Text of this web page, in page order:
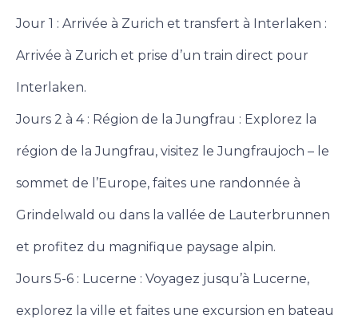
Jour 1 : Arrivée à Zurich et transfert à Interlaken :
Arrivée à Zurich et prise d’un train direct pour
Interlaken.
Jours 2 à 4 : Région de la Jungfrau : Explorez la
région de la Jungfrau, visitez le Jungfraujoch – le
sommet de l’Europe, faites une randonnée à
Grindelwald ou dans la vallée de Lauterbrunnen
et profitez du magnifique paysage alpin.
Jours 5-6 : Lucerne : Voyagez jusqu’à Lucerne,
explorez la ville et faites une excursion en bateau